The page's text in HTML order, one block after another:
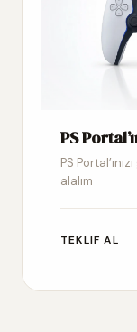
PS
PS
alalım
TEKLIF AL